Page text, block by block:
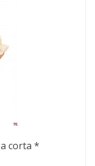
corta *